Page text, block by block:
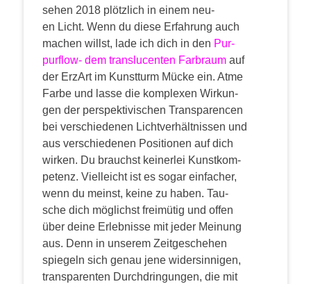
sehen 2018 plötz­lich in einem neu­
en Licht. Wenn du die­se Erfah­rung auch
machen willst, lade ich dich in den Pur­
pur­flow- dem trans­lu­cen­ten Farb­raumauf
der Erz­Art im Kunst­turm Mücke ein. Atme
Far­be und las­se die kom­ple­xen Wir­kun­
gen der per­spek­ti­vi­schen Trans­pa­ren­cen
bei ver­schie­de­nen Licht­ver­hält­nis­sen und
aus ver­schie­de­nen Posi­tio­nen auf dich
wir­ken. Du brauchst kei­ner­lei Kunst­kom­
pe­tenz. Viel­leicht ist es sogar ein­fa­cher,
wenn du meinst, kei­ne zu haben. Tau­
sche dich mög­lichst frei­mü­tig und offen
über dei­ne Erleb­nis­se mit jeder Mei­nung
aus. Denn in unse­rem Zeit­ge­sche­hen
spie­geln sich genau jene wider­sin­ni­gen,
trans­pa­ren­ten Durch­drin­gun­gen, die mit